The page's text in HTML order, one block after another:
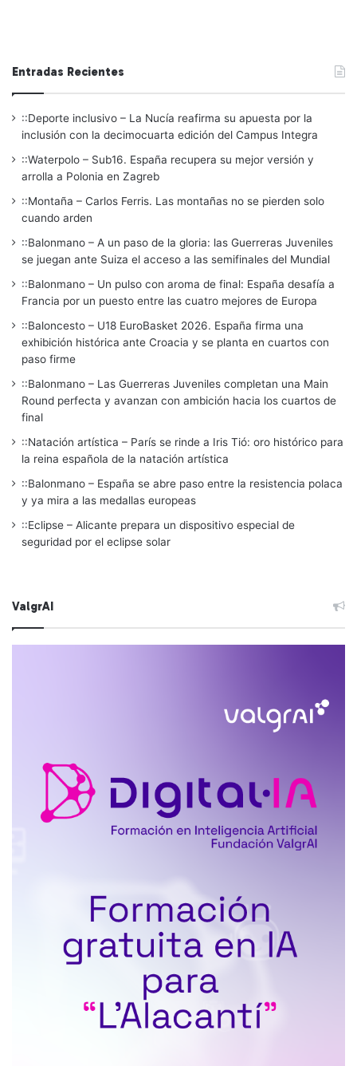
Entradas Recientes
::Deporte inclusivo – La Nucía reafirma su apuesta por la
inclusión con la decimocuarta edición del Campus Integra
::Waterpolo – Sub16. España recupera su mejor versión y
arrolla a Polonia en Zagreb
::Montaña – Carlos Ferris. Las montañas no se pierden solo
cuando arden
::Balonmano – A un paso de la gloria: las Guerreras Juveniles
se juegan ante Suiza el acceso a las semifinales del Mundial
::Balonmano – Un pulso con aroma de final: España desafía a
Francia por un puesto entre las cuatro mejores de Europa
::Baloncesto – U18 EuroBasket 2026. España firma una
exhibición histórica ante Croacia y se planta en cuartos con
paso firme
::Balonmano – Las Guerreras Juveniles completan una Main
Round perfecta y avanzan con ambición hacia los cuartos de
final
::Natación artística – París se rinde a Iris Tió: oro histórico para
la reina española de la natación artística
::Balonmano – España se abre paso entre la resistencia polaca
y ya mira a las medallas europeas
::Eclipse – Alicante prepara un dispositivo especial de
seguridad por el eclipse solar
ValgrAI